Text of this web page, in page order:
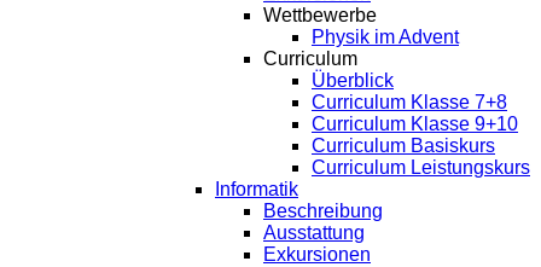
Wettbewerbe
Physik im Advent
Curriculum
Überblick
Curriculum Klasse 7+8
Curriculum Klasse 9+10
Curriculum Basiskurs
Curriculum Leistungskurs
Informatik
Beschreibung
Ausstattung
Exkursionen